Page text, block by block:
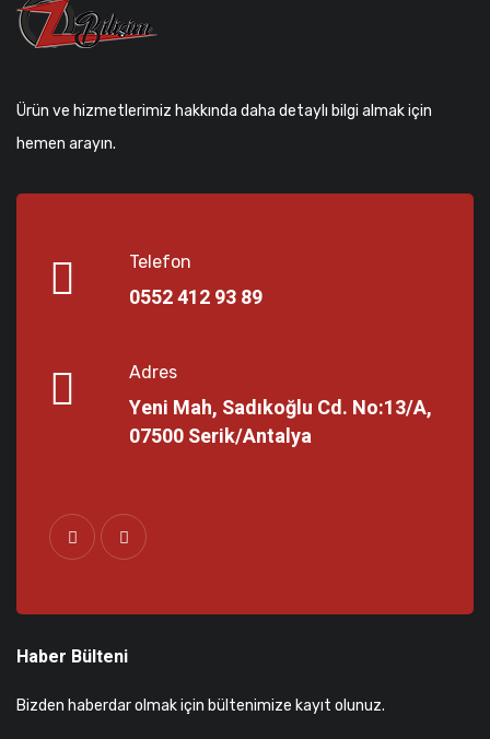
Ürün ve hizmetlerimiz hakkında daha detaylı bilgi almak için
hemen arayın.
Telefon
0552 412 93 89
Adres
Yeni Mah, Sadıkoğlu Cd. No:13/A,
07500 Serik/Antalya
Haber Bülteni
Bizden haberdar olmak için bültenimize kayıt olunuz.